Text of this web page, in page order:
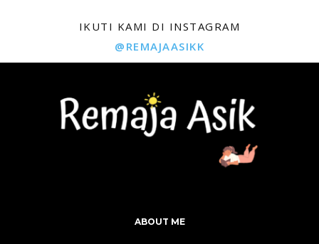
IKUTI KAMI DI INSTAGRAM
@REMAJAASIKK
ABOUT ME